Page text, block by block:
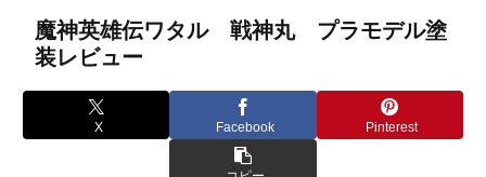
魔神英雄伝ワタル 戦神丸 プラモデル塗
装レビュー
X Facebook Pinterest